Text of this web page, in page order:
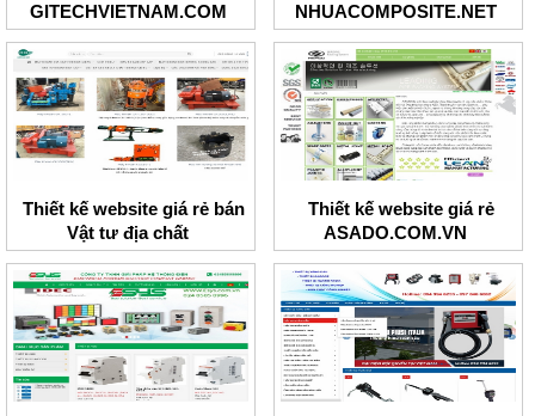
GITECHVIETNAM.COM
NHUACOMPOSITE.NET
Thiết kế website giá rẻ bán
Vật tư địa chất
Thiết kế website giá rẻ
ASADO.COM.VN